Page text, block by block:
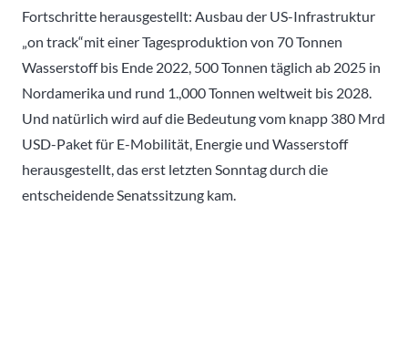
Fortschritte herausgestellt: Ausbau der US-Infrastruktur
„on track“mit einer Tagesproduktion von 70 Tonnen
Wasserstoff bis Ende 2022, 500 Tonnen täglich ab 2025 in
Nordamerika und rund 1.,000 Tonnen weltweit bis 2028.
Und natürlich wird auf die Bedeutung vom knapp 380 Mrd
USD-Paket für E-Mobilität, Energie und Wasserstoff
herausgestellt, das erst letzten Sonntag durch die
entscheidende Senatssitzung kam.